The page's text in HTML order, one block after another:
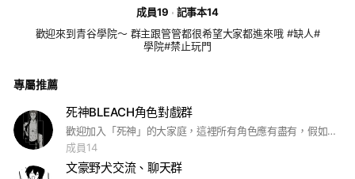
成員19
記事本14
歡迎來到青谷學院～ 群主跟管管都很希望大家都進來哦 #缺人#
學院#禁止玩門
專屬推薦
死神BLEACH角色對戲群
歡迎加入「死神」的大家庭，這裡所有角色應有盡有，假如沒有你/妳喜歡的角色可以跟管管說一下ㄡ
成員14
文豪野犬交流、聊天群